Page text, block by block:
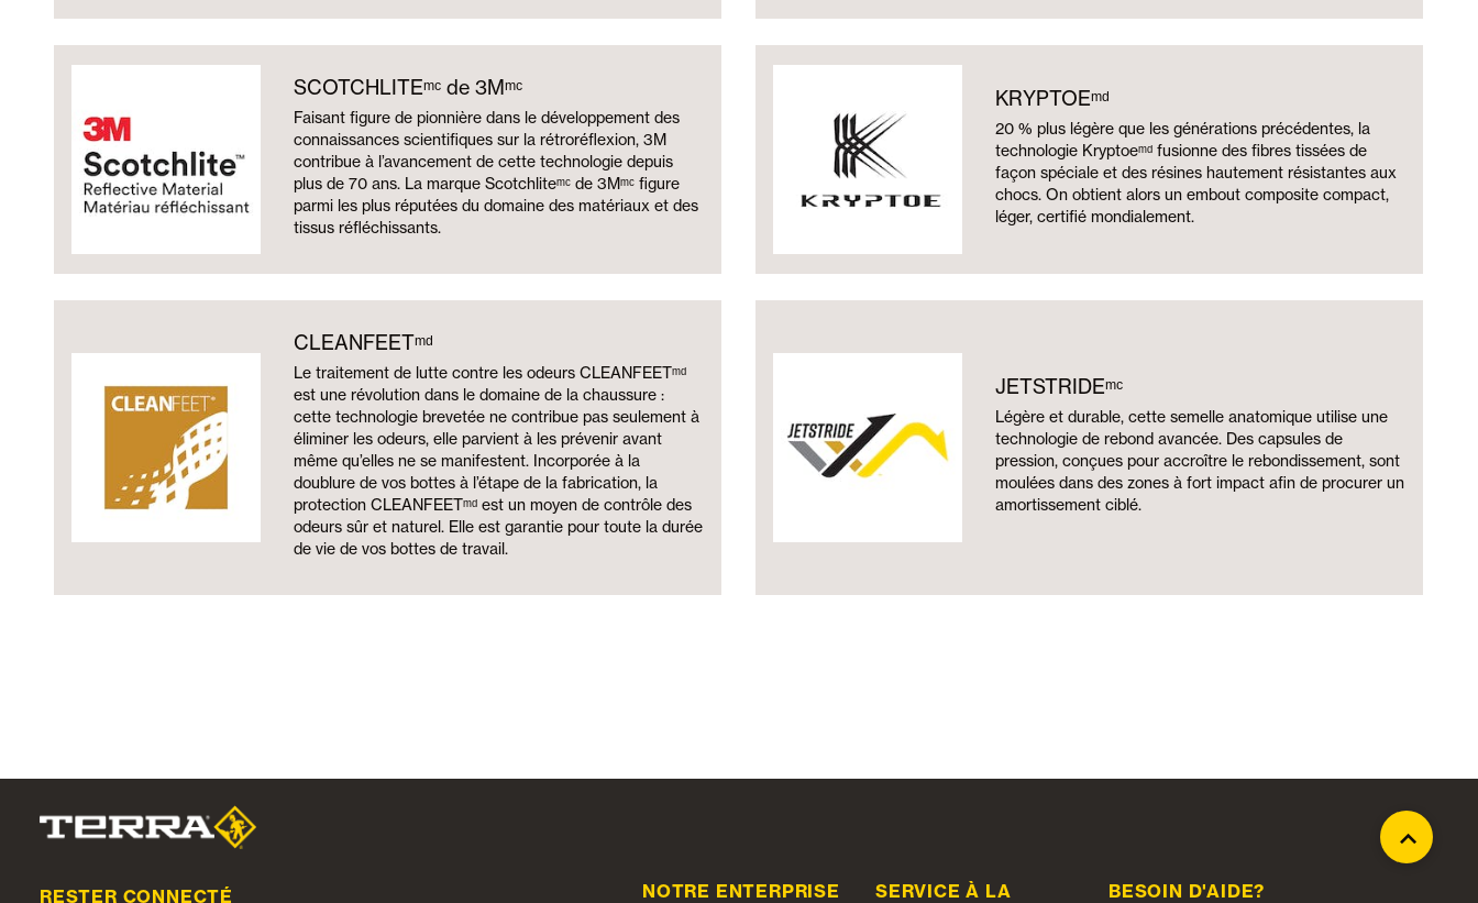
SCOTCHLITEᵐᶜ de 3Mᵐᶜ
Faisant figure de pionnière dans le développement des
connaissances scientifiques sur la rétroréflexion, 3M
contribue à l’avancement de cette technologie depuis
plus de 70 ans. La marque Scotchliteᵐᶜ de 3Mᵐᶜ figure
parmi les plus réputées du domaine des matériaux et des
tissus réfléchissants.
KRYPTOEᵐᵈ
20 % plus légère que les générations précédentes, la
technologie Kryptoeᵐᵈ fusionne des fibres tissées de
façon spéciale et des résines hautement résistantes aux
chocs. On obtient alors un embout composite compact,
léger, certifié mondialement.
CLEANFEETᵐᵈ
Le traitement de lutte contre les odeurs CLEANFEETᵐᵈ
est une révolution dans le domaine de la chaussure :
cette technologie brevetée ne contribue pas seulement à
éliminer les odeurs, elle parvient à les prévenir avant
même qu’elles ne se manifestent. Incorporée à la
doublure de vos bottes à l’étape de la fabrication, la
protection CLEANFEETᵐᵈ est un moyen de contrôle des
odeurs sûr et naturel. Elle est garantie pour toute la durée
de vie de vos bottes de travail.
JETSTRIDEᵐᶜ
Légère et durable, cette semelle anatomique utilise une
technologie de rebond avancée. Des capsules de
pression, conçues pour accroître le rebondissement, sont
moulées dans des zones à fort impact afin de procurer un
amortissement ciblé.
RESTER CONNECTÉ NOTRE ENTERPRISE SERVICE À LA BESOIN D'AIDE?